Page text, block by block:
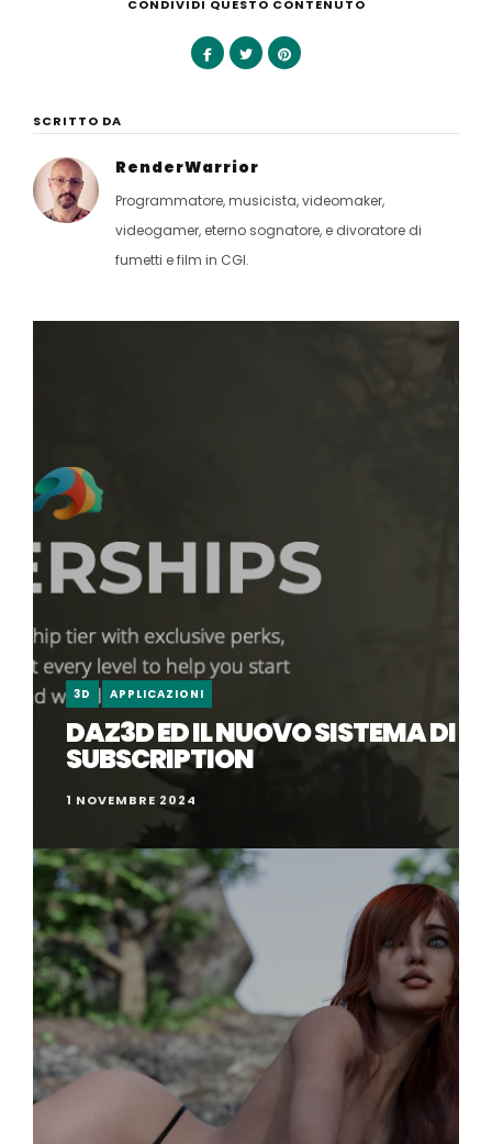
CONDIVIDI QUESTO CONTENUTO
SCRITTO DA
RenderWarrior
Programmatore, musicista, videomaker,
videogamer, eterno sognatore, e divoratore di
fumetti e film in CGI.
3D APPLICAZIONI
DAZ3D ED IL NUOVO SISTEMA DI
SUBSCRIPTION
1 NOVEMBRE 2024